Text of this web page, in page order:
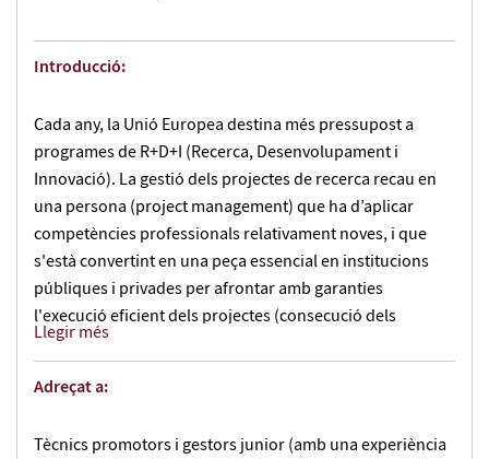
Introducció:
Cada any, la Unió Europea destina més pressupost a
programes de R+D+I (Recerca, Desenvolupament i
Innovació). La gestió dels projectes de recerca recau en
una persona (project management) que ha d’aplicar
competències professionals relativament noves, i que
s'està convertint en una peça essencial en institucions
públiques i privades per afrontar amb garanties
l'execució eficient dels projectes (consecució dels
resultats esperats a temps, control pressupostari i amb la
l'especificitat dels projectes europeus d'R+D i les seves
Llegir més
Adreçat a:
Tècnics promotors i gestors junior (amb una experiència